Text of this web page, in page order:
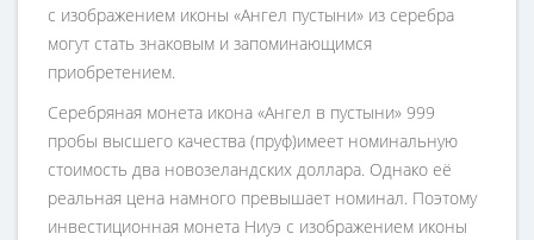
с изображением иконы «Ангел пустыни» из серебра
могут стать знаковым и запоминающимся
приобретением.
Серебряная монета икона «Ангел в пустыни» 999
пробы высшего качества (пруф)имеет номинальную
стоимость два новозеландских доллара. Однако её
реальная цена намного превышает номинал. Поэтому
инвестиционная монета Ниуэ с изображением иконы